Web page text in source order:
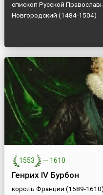
епископ Русской
Новгородский (1484-1504)
1553 — 1610
Генрих IV Бурбон
король Франции (1589-